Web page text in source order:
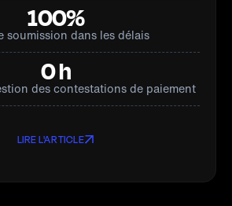
100%
soumission dans les délais
0 h
des contestations de paiement
LIRE L'ARTICLE